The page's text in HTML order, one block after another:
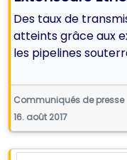
Des taux de
atteints grâce aux
les pipelines
Communiqués de presse
16. août 2017